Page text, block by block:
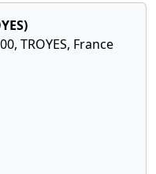
l'associé
unique
TROYES, France